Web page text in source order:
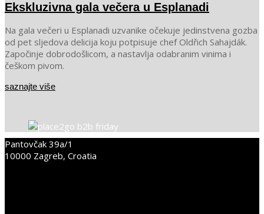
Ekskluzivna gala večera u Esplanadi
2023-
04-
17
Na gala večeri u Esplanadi uzvanike očekuje jedinstvena gozba
od pet sljedova delicija koju potpisuje chef Oldřich Sahajdák.
Započinje dobrodošlicom, a nastavlja odabranim vinima i
češkom pivom.
saznajte više
Pantovčak 39a/1
10000 Zagreb, Croatia